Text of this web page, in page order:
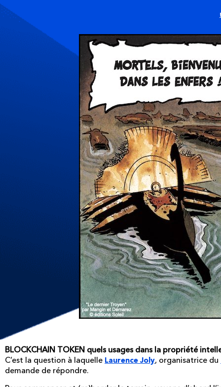
BLOCKCHAIN TOKEN quels usages dans la propriété
C’est la question à laquelle Laurence Joly, organisatrice du
demande de répondre.